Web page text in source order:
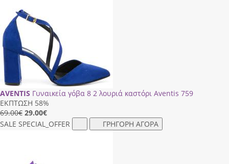
AVENTIS Γυναικεία γόβα 8 2 λουριά καστόρι Aventis 759
ΕΚΠΤΩΣΗ 58%
69.00€ 29.00€
SALE SPECIAL_OFFER ΓΡΗΓΟΡΗ ΑΓΟΡΑ